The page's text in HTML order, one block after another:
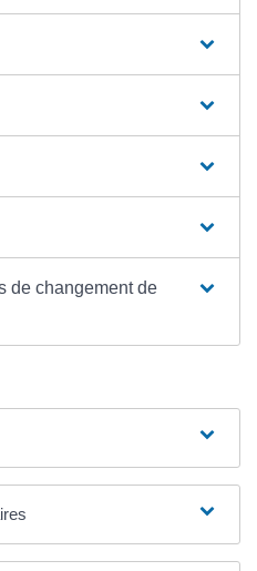
de changement de